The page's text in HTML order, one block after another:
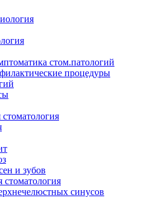
стом.патологий
процедуры
и зубов
стоматология
синусов